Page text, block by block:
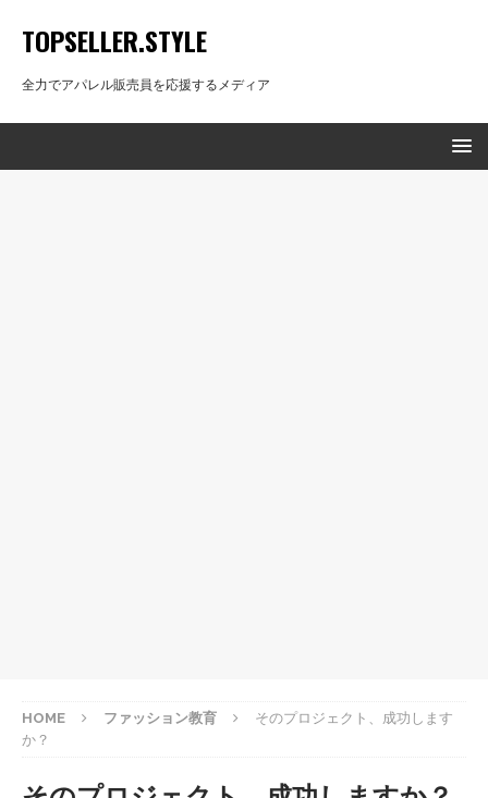
TOPSELLER.STYLE
全力でアパレル販売員を応援するメディア
HOME ファッション教育
そのプロジェクト、成功します
か？